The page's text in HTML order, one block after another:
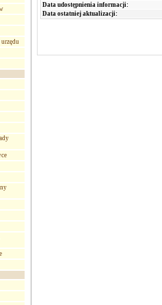
Data udostępnienia informacji:
Data ostatniej aktualizacji: